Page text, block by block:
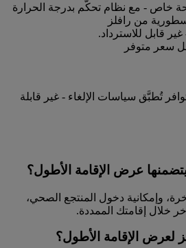
خاص - مع نظام تحكّم بدرجة الحرارة
من رافلز
قابل للاسترداد.
تُطبَّق سياسات الإلغاء - غير قابلة
عرض الإقامة الأطول؟
وإمكانية دخول المنتجع الصحي،
خلال إقامتك الممددة.
لعرض الإقامة الأطول؟